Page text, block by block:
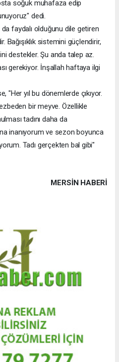
soğuk muhafaza edip
dedi.
da faydalı olduğunu dile getiren
Bağışıklık sistemini güçlendirir,
destekler. Şu anda talep az.
gerekiyor. İnşallah haftaya ilgi
"Her yıl bu dönemlerde çıkıyor.
bir meyve. Özellikle
tadını daha da
inanıyorum ve sezon boyunca
Tadı gerçekten bal gibi"
MERSIN HABERİ